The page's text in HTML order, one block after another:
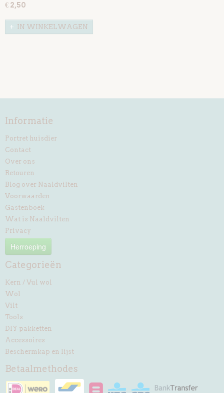
€ 2,50
IN WINKELWAGEN
Informatie
Portret huisdier
Contact
Over ons
Retouren
Blog over Naaldvilten
Voorwaarden
Gastenboek
Wat is Naaldvilten
Privacy
Herroeping
Categorieën
Kern / Vul wol
Wol
Vilt
Tools
DIY pakketten
Accessoires
Beschermkap en lijst
Betaalmethodes